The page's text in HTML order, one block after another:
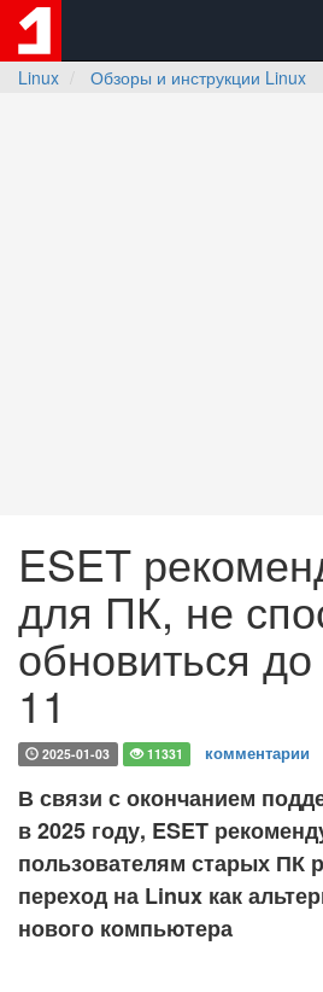
Linux
Обзоры и инструкции Linux
ESET
для ПК, не
обновиться
11
2025-01-03 11331 комментарии
В связи с окончанием
в 2025 году, ESET
пользователям старых ПК
переход на Linux как
нового компьютера